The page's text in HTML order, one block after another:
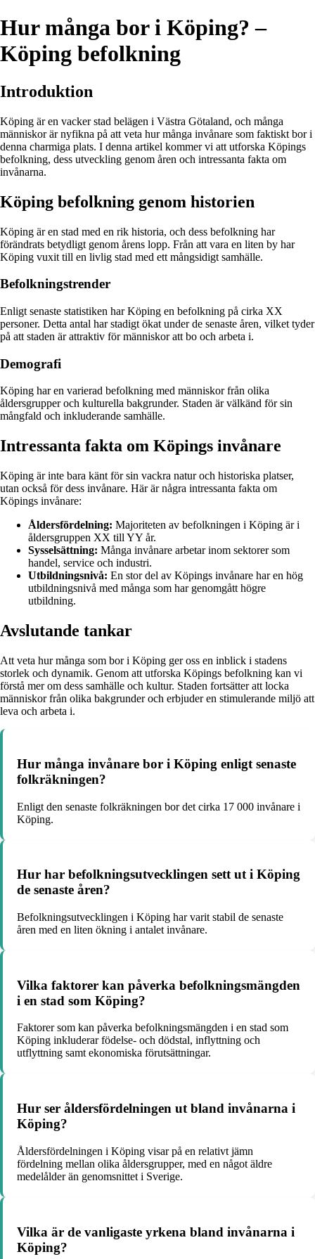
Hur många bor i Köping? –
Köping befolkning
Introduktion
Köping är en vacker stad belägen i Västra Götaland, och många
människor är nyfikna på att veta hur många invånare som faktiskt bor i
denna charmiga plats. I denna artikel kommer vi att utforska Köpings
befolkning, dess utveckling genom åren och intressanta fakta om
invånarna.
Köping befolkning genom historien
Köping är en stad med en rik historia, och dess befolkning har
förändrats betydligt genom årens lopp. Från att vara en liten by har
Köping vuxit till en livlig stad med ett mångsidigt samhälle.
Befolkningstrender
Enligt senaste statistiken har Köping en befolkning på cirka XX
personer. Detta antal har stadigt ökat under de senaste åren, vilket tyder
på att staden är attraktiv för människor att bo och arbeta i.
Demografi
Köping har en varierad befolkning med människor från olika
åldersgrupper och kulturella bakgrunder. Staden är välkänd för sin
mångfald och inkluderande samhälle.
Intressanta fakta om Köpings invånare
Köping är inte bara känt för sin vackra natur och historiska platser,
utan också för dess invånare. Här är några intressanta fakta om
Köpings invånare:
Åldersfördelning: Majoriteten av befolkningen i Köping är i
åldersgruppen XX till YY år.
Sysselsättning: Många invånare arbetar inom sektorer som
handel, service och industri.
Utbildningsnivå: En stor del av Köpings invånare har en hög
utbildningsnivå med många som har genomgått högre
utbildning.
Avslutande tankar
Att veta hur många som bor i Köping ger oss en inblick i stadens
storlek och dynamik. Genom att utforska Köpings befolkning kan vi
förstå mer om dess samhälle och kultur. Staden fortsätter att locka
människor från olika bakgrunder och erbjuder en stimulerande miljö att
leva och arbeta i.
Hur många invånare bor i Köping enligt senaste
folkräkningen?
Enligt den senaste folkräkningen bor det cirka 17 000 invånare i
Köping.
Hur har befolkningsutvecklingen sett ut i Köping
de senaste åren?
Befolkningsutvecklingen i Köping har varit stabil de senaste
åren med en liten ökning i antalet invånare.
Vilka faktorer kan påverka befolkningsmängden
i en stad som Köping?
Faktorer som kan påverka befolkningsmängden i en stad som
Köping inkluderar födelse- och dödstal, inflyttning och
utflyttning samt ekonomiska förutsättningar.
Hur ser åldersfördelningen ut bland invånarna i
Köping?
Åldersfördelningen i Köping visar på en relativt jämn
fördelning mellan olika åldersgrupper, med en något äldre
medelålder än genomsnittet i Sverige.
Vilka är de vanligaste yrkena bland invånarna i
Köping?